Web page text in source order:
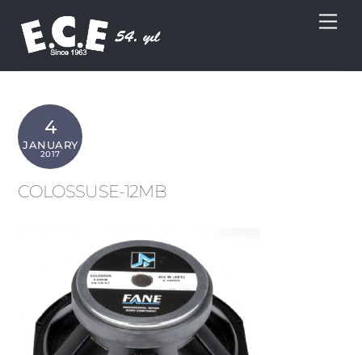
content
4
JANUARY
2017
COLOSSUSE-12MB